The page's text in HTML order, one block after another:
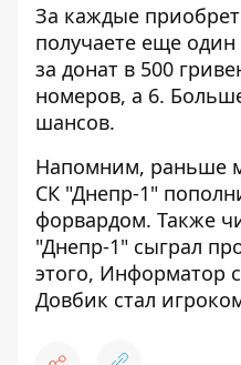
За каждые
получаете еще
за донат в 500
номеров, а 6.
шансов.
Напомним, раньше
СК "Днепр-1"
форвардом. Также
"Днепр-1" сыграл
этого, Информатор
Довбик стал